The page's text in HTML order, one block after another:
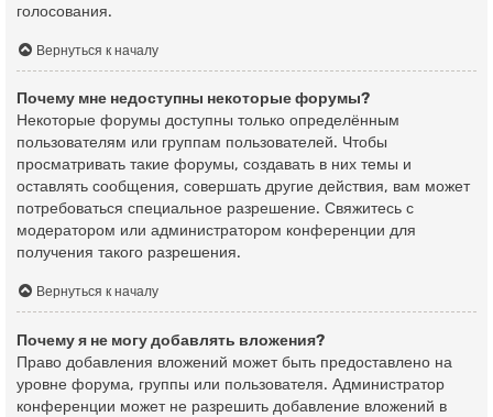
голосования.
Вернуться к началу
Почему мне недоступны некоторые форумы?
Некоторые форумы доступны только определённым
пользователям или группам пользователей. Чтобы
просматривать такие форумы, создавать в них темы и
оставлять сообщения, совершать другие действия, вам может
потребоваться специальное разрешение. Свяжитесь с
модератором или администратором конференции для
получения такого разрешения.
Вернуться к началу
Почему я не могу добавлять вложения?
Право добавления вложений может быть предоставлено на
уровне форума, группы или пользователя. Администратор
конференции может не разрешить добавление вложений в